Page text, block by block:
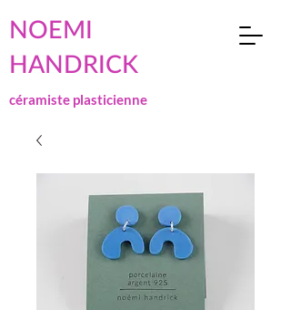
NOEMI
HANDRICK
céramiste plasticienne